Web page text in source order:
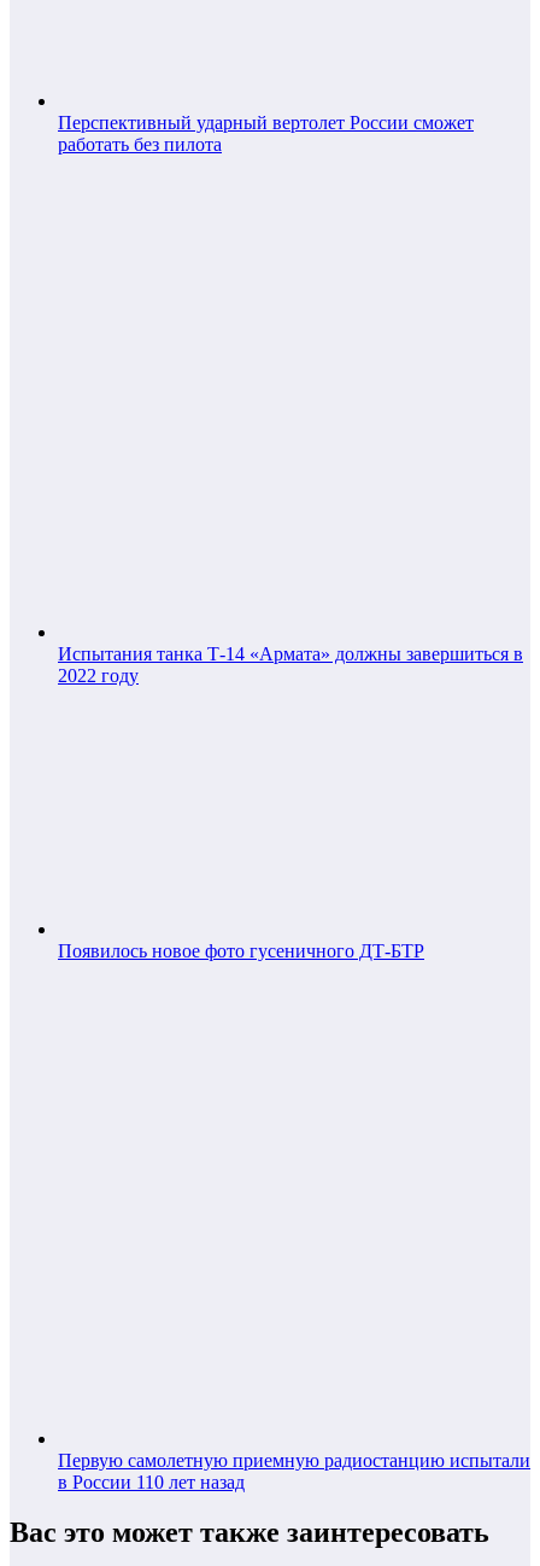
Перспективный ударный вертолет России сможет
работать без пилота
Испытания танка Т-14 «Армата» должны завершиться в
2022 году
Появилось новое фото гусеничного ДТ-БТР
Первую самолетную приемную радиостанцию испытали
в России 110 лет назад
Вас это может также заинтересовать